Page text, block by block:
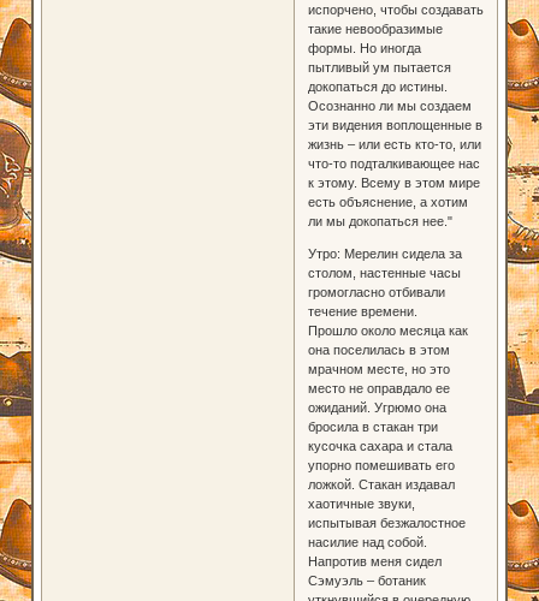
испорчено, чтобы создавать
такие невообразимые
формы. Но иногда
пытливый ум пытается
докопаться до истины.
Осознанно ли мы создаем
эти видения воплощенные в
жизнь – или есть кто-то, или
что-то подталкивающее нас
к этому. Всему в этом мире
есть объяснение, а хотим
ли мы докопаться нее."
Утро: Мерелин сидела за
столом, настенные часы
громогласно отбивали
течение времени.
Прошло около месяца как
она поселилась в этом
мрачном месте, но это
место не оправдало ее
ожиданий. Угрюмо она
бросила в стакан три
кусочка сахара и стала
упорно помешивать его
ложкой. Стакан издавал
хаотичные звуки,
испытывая безжалостное
насилие над собой.
Напротив меня сидел
Сэмуэль – ботаник